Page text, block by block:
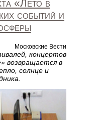
«Лето в
событий и
Московские Вести
концертов
возвращается в
солнце и